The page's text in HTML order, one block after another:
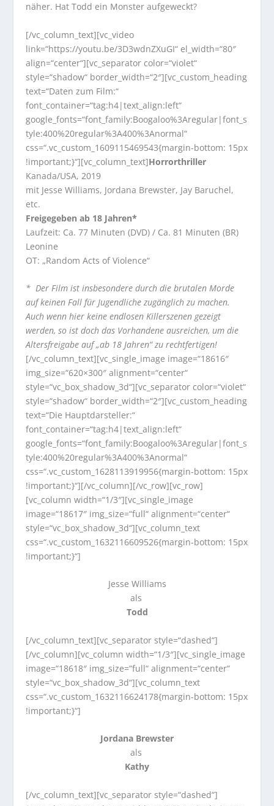
näher. Hat Todd ein Monster aufgeweckt?
[/vc_column_text][vc_video
link=“https://youtu.be/3D3wdnZXuGI“ el_width=“80″
align=“center“][vc_separator color=“violet“
style=“shadow“ border_width=“2″][vc_custom_heading
text=“Daten zum Film:“
font_container=“tag:h4|text_align:left“
google_fonts=“font_family:Boogaloo%3Aregular|font_s
tyle:400%20regular%3A400%3Anormal“
css=“.vc_custom_1609115469543{margin-bottom: 15px
!important;}“][vc_column_text]Horrorthriller
Kanada/USA, 2019
mit Jesse Williams, Jordana Brewster, Jay Baruchel,
etc.
Freigegeben ab 18 Jahren*
Laufzeit: Ca. 77 Minuten (DVD) / Ca. 81 Minuten (BR)
Leonine
OT: „Random Acts of Violence“
* Der Film ist insbesondere durch die brutalen Morde
auf keinen Fall für Jugendliche zugänglich zu machen.
Auch wenn hier keine endlosen Killerszenen gezeigt
werden, so ist doch das Vorhandene ausreichen, um die
Altersfreigabe auf „ab 18 Jahren“ zu rechtfertigen!
[/vc_column_text][vc_single_image image=“18616″
img_size=“620×300″ alignment=“center“
style=“vc_box_shadow_3d“][vc_separator color=“violet“
style=“shadow“ border_width=“2″][vc_custom_heading
text=“Die Hauptdarsteller:“
font_container=“tag:h4|text_align:left“
google_fonts=“font_family:Boogaloo%3Aregular|font_s
tyle:400%20regular%3A400%3Anormal“
css=“.vc_custom_1628113919956{margin-bottom: 15px
!important;}“][/vc_column][/vc_row][vc_row]
[vc_column width=“1/3″][vc_single_image
image=“18617″ img_size=“full“ alignment=“center“
style=“vc_box_shadow_3d“][vc_column_text
css=“.vc_custom_1632116609526{margin-bottom: 15px
!important;}“]
Jesse Williams
als
Todd
[/vc_column_text][vc_separator style=“dashed“]
[/vc_column][vc_column width=“1/3″][vc_single_image
image=“18618″ img_size=“full“ alignment=“center“
style=“vc_box_shadow_3d“][vc_column_text
css=“.vc_custom_1632116624178{margin-bottom: 15px
!important;}“]
Jordana Brewster
als
Kathy
[/vc_column_text][vc_separator style=“dashed“]